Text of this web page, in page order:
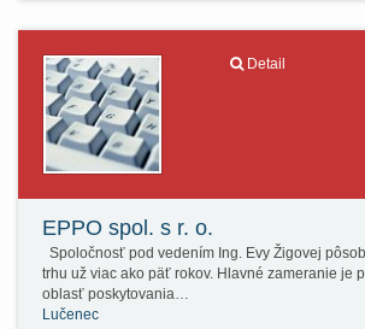
Detail
EPPO spol. s r. o.
Spoločnosť pod vedením Ing. Evy Žigovej
trhu už viac ako päť rokov. Hlavné zameranie je
oblasť poskytovania…
Lučenec